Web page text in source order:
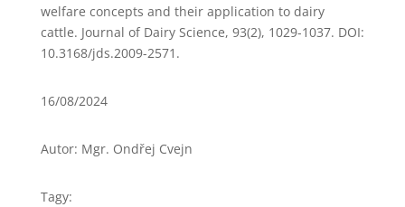
welfare concepts and their application to dairy
cattle. Journal of Dairy Science, 93(2), 1029-1037. DOI:
10.3168/jds.2009-2571.
16/08/2024
Autor: Mgr. Ondřej Cvejn
Tagy: